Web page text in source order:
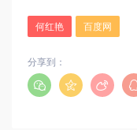
何红艳 百度网
分享到：